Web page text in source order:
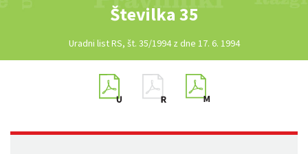
Številka 35
Uradni list RS, št. 35/1994 z dne 17. 6. 1994